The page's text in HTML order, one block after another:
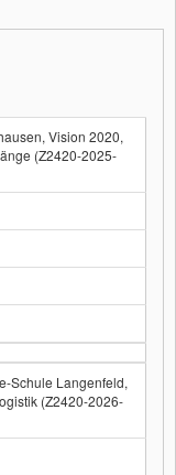
Vision 2020,
(Z2420-2025-
Schule Langenfeld,
(Z2420-2026-